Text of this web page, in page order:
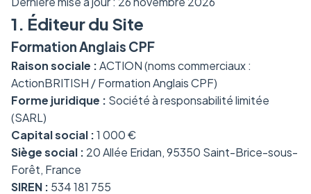
1. Éditeur du Site
Formation Anglais CPF
Raison sociale :ACTION (noms commerciaux :
ActionBRITISH / Formation Anglais CPF)
Forme juridique : Société à responsabilité limitée
(SARL)
Capital social :1 000 €
Siège social : 20 Allée Eridan, 95350 Saint-Brice-sous-
Forêt, France
SIREN : 534 181 755